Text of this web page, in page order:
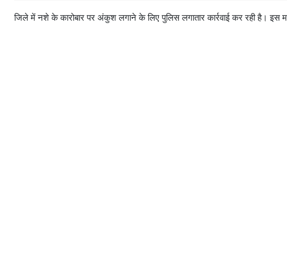
जिले में नशे के कारोबार पर अंकुश लगाने के लिए पुलिस लगातार कार्रवाई कर रही है। इस